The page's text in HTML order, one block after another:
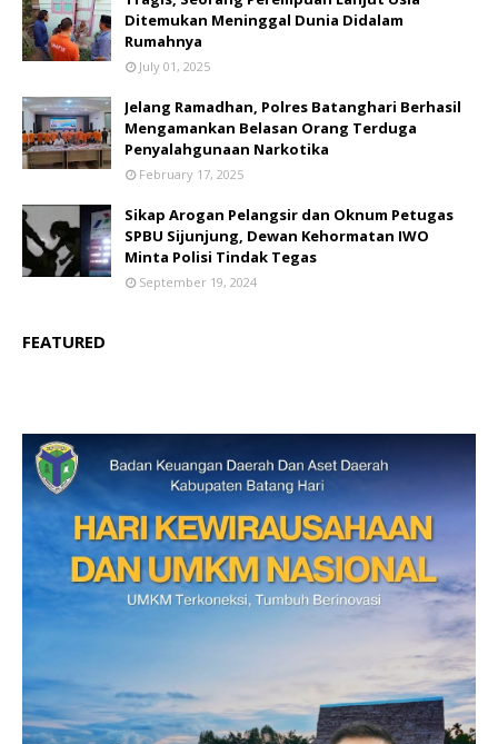
Ditemukan Meninggal Dunia Didalam
Rumahnya
July 01, 2025
Jelang Ramadhan, Polres Batanghari Berhasil
Mengamankan Belasan Orang Terduga
Penyalahgunaan Narkotika
February 17, 2025
Sikap Arogan Pelangsir dan Oknum Petugas
SPBU Sijunjung, Dewan Kehormatan IWO
Minta Polisi Tindak Tegas
September 19, 2024
FEATURED